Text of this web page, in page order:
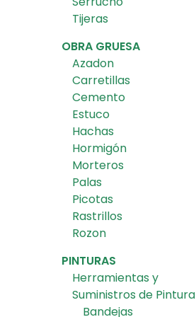
Tijeras
OBRA GRUESA
Azadon
Carretillas
Cemento
Estuco
Hachas
Hormigón
Morteros
Palas
Picotas
Rastrillos
Rozon
PINTURAS
Herramientas y
Suministros de Pintura
Bandejas